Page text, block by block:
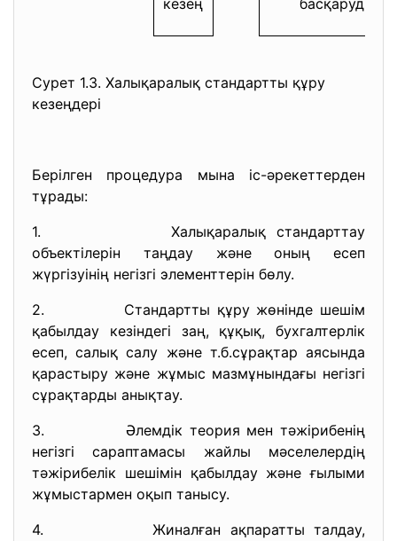
кезең басқаруды
Сурет 1.3. Халықаралық стандартты құру
кезеңдері
Берілген процедура мына іс-әрекеттерден
тұрады:
1. Халықаралық стандарттау
объектілерін таңдау және оның есеп
жүргізуінің негізгі элементтерін бөлу.
2. Стандартты құру жөнінде шешім
қабылдау кезіндегі заң, құқық, бухгалтерлік
есеп, салық салу және т.б.сұрақтар аясында
қарастыру және жұмыс мазмұнындағы негізгі
сұрақтарды анықтау.
3. Әлемдік теория мен тәжірибенің
негізгі сараптамасы жайлы мәселелердің
тәжірибелік шешімін қабылдау және ғылыми
жұмыстармен оқып танысу.
4. Жиналған ақпаратты талдау,